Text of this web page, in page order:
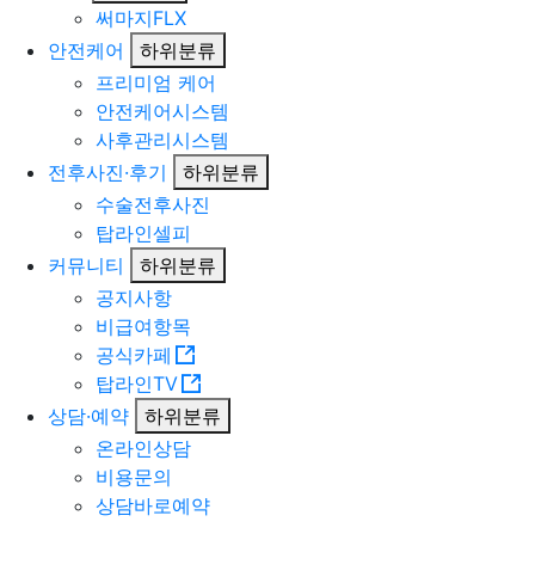
써마지FLX
안전케어
하위분류
프리미엄 케어
안전케어시스템
사후관리시스템
전후사진·후기
하위분류
수술전후사진
탑라인셀피
커뮤니티
하위분류
공지사항
비급여항목
공식카페
탑라인TV
상담·예약
하위분류
온라인상담
비용문의
상담바로예약